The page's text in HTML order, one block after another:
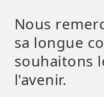
Nous
sa longue
souhaitons
l'avenir.